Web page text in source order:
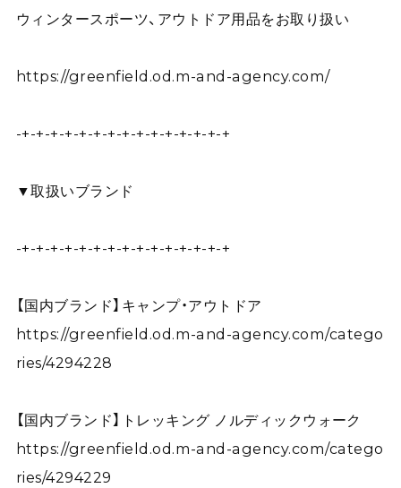
ウィンタースポーツ、アウトドア用品をお取り扱い
https://greenfield.od.m-and-agency.com/
-+-+-+-+-+-+-+-+-+-+-+-+-+-+-+
▼取扱いブランド
-+-+-+-+-+-+-+-+-+-+-+-+-+-+-+
【国内ブランド】キャンプ・アウトドア
https://greenfield.od.m-and-agency.com/catego
ries/4294228
【国内ブランド】トレッキング ノルディックウォーク
https://greenfield.od.m-and-agency.com/catego
ries/4294229